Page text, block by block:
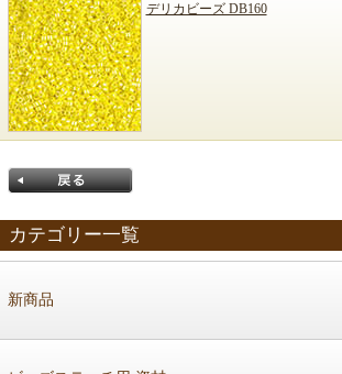
デリカビーズ DB160
カテゴリー一覧
新商品